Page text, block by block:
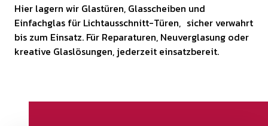
Hier lagern wir Glastüren, Glasscheiben und
Einfachglas für Lichtausschnitt-Türen, sicher verwahrt
bis zum Einsatz. Für Reparaturen, Neuverglasung oder
kreative Glaslösungen, jederzeit einsatzbereit.